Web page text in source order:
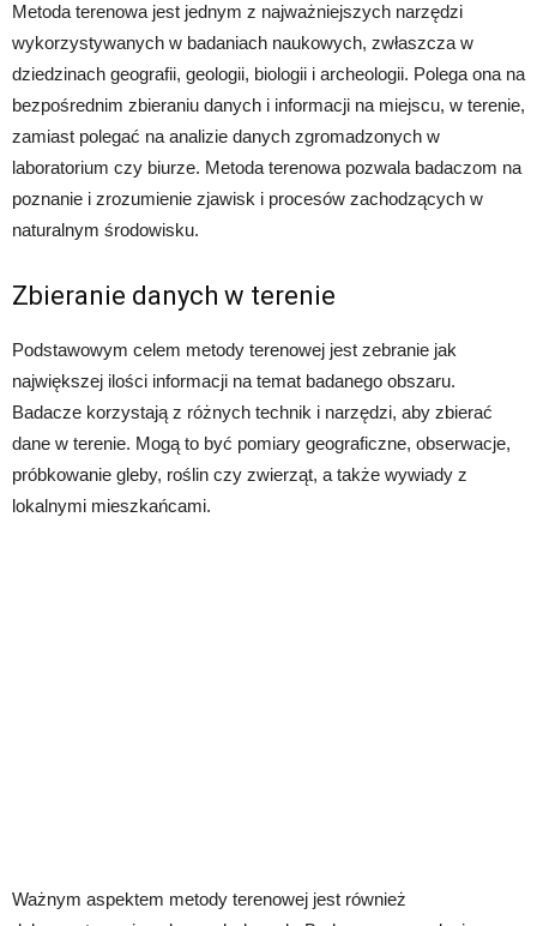
Metoda terenowa jest jednym z najważniejszych narzędzi
wykorzystywanych w badaniach naukowych, zwłaszcza w
dziedzinach geografii, geologii, biologii i archeologii. Polega ona na
bezpośrednim zbieraniu danych i informacji na miejscu, w terenie,
zamiast polegać na analizie danych zgromadzonych w
laboratorium czy biurze. Metoda terenowa pozwala badaczom na
poznanie i zrozumienie zjawisk i procesów zachodzących w
naturalnym środowisku.
Zbieranie danych w terenie
Podstawowym celem metody terenowej jest zebranie jak
największej ilości informacji na temat badanego obszaru.
Badacze korzystają z różnych technik i narzędzi, aby zbierać
dane w terenie. Mogą to być pomiary geograficzne, obserwacje,
próbkowanie gleby, roślin czy zwierząt, a także wywiady z
lokalnymi mieszkańcami.
Ważnym aspektem metody terenowej jest również